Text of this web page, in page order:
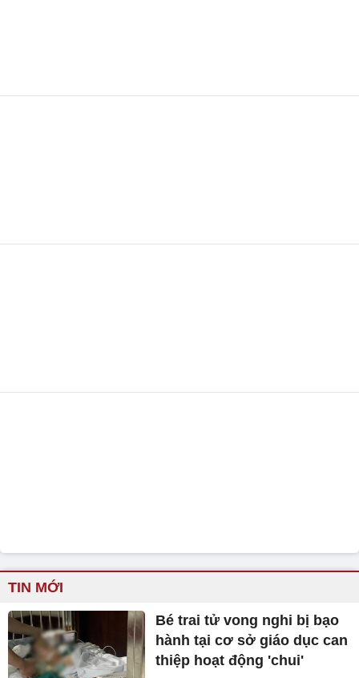
TIN MỚI
Bé trai tử vong nghi bị bạo
hành tại cơ sở giáo dục can
thiệp hoạt động 'chui'